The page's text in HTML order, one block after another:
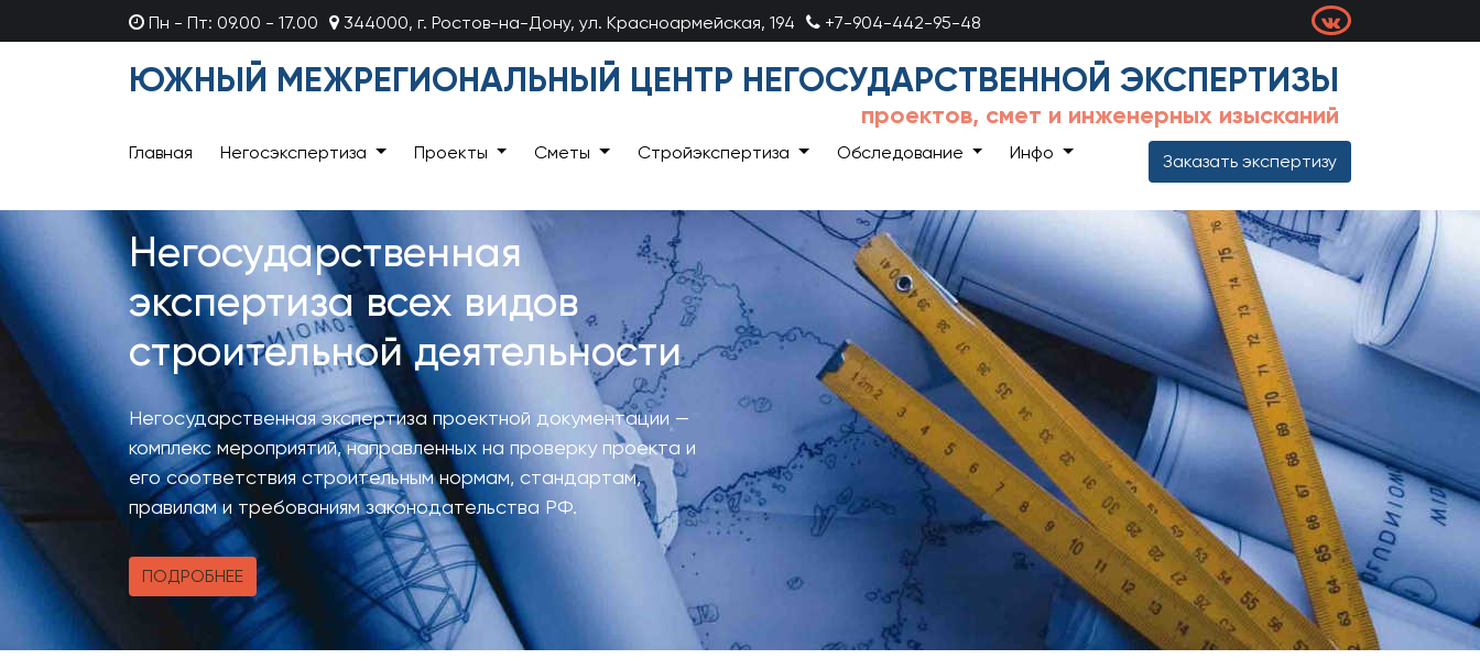
Пн - Пт: 09.00 - 17.00 344000, г. Ростов-на-Дону, ул. Красноармейская, 194 +7-904-442-95-48
ЮЖНЫЙ МЕЖРЕГИОНАЛЬНЫЙ ЦЕНТР НЕГОСУДАРСТВЕННОЙ ЭКСПЕРТИЗЫ
проектов, смет и инженерных изысканий
Главная Негосэкспертиза Проекты Сметы Стройэкспертиза Обследование Инфо Заказать экспертизу
Негосударственная
экспертиза всех видов
строительной деятельности
Негосударственная экспертиза проектной документации —
комплекс мероприятий, направленных на проверку проекта и
его соответствия строительным нормам, стандартам,
правилам и требованиям законодательства РФ.
ПОДРОБНЕЕ